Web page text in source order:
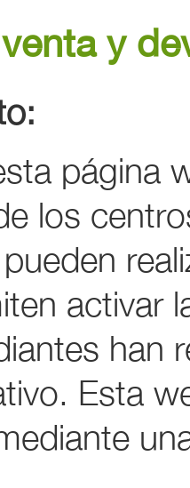
y
página
los
activar
han
Esta